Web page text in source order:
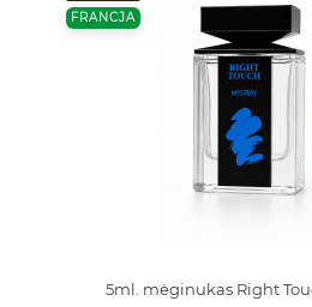
FRANCJA
5ml. mėginukas Right